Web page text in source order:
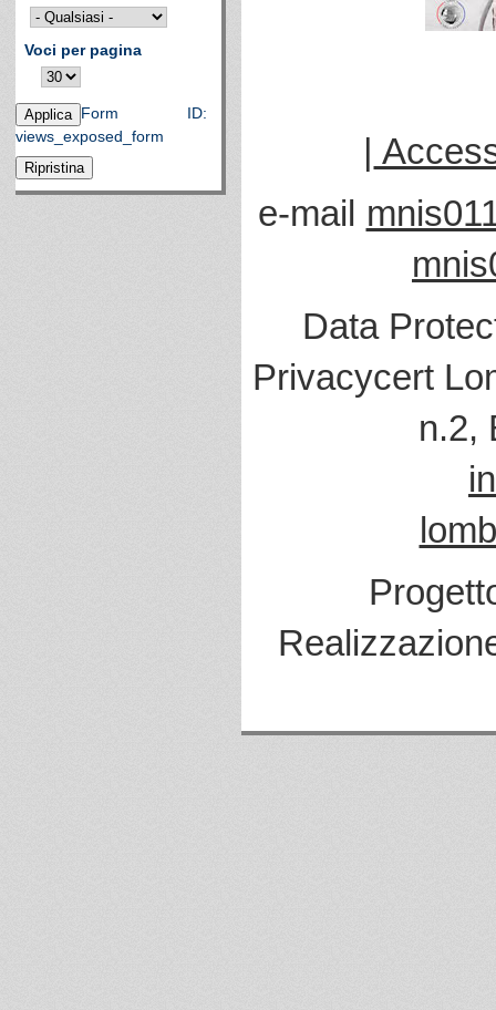
Voci per pagina
Form ID:
views_exposed_form
|
e-mail
Data
Privacycert
n.2,